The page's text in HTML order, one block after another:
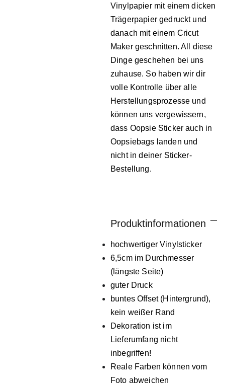
Vinylpapier mit einem dicken
Trägerpapier gedruckt und
danach mit einem Cricut
Maker geschnitten. All diese
Dinge geschehen bei uns
zuhause. So haben wir dir
volle Kontrolle über alle
Herstellungsprozesse und
können uns vergewissern,
dass Oopsie Sticker auch in
Oopsiebags landen und
nicht in deiner Sticker-
Bestellung.
Produktinformationen
hochwertiger Vinylsticker
6,5cm im Durchmesser
(längste Seite)
guter Druck
buntes Offset (Hintergrund),
kein weißer Rand
Dekoration ist im
Lieferumfang nicht
inbegriffen!
Reale Farben können vom
Foto abweichen